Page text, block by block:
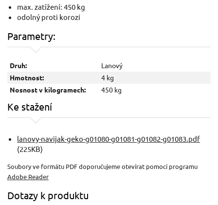
max. zatížení: 450 kg
odolný proti korozi
Parametry:
Druh:
Lanový
Hmotnost:
4 kg
Nosnost v kilogramech:
450 kg
Ke stažení
lanovy-navijak-geko-g01080-g01081-g01082-g01083.pdf
(225KB)
Soubory ve formátu PDF doporučujeme otevírat pomocí programu
Adobe Reader
Dotazy k produktu